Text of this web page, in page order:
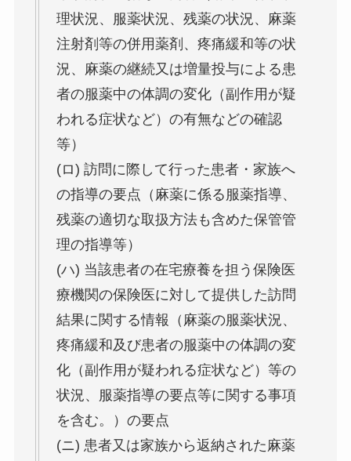
理状況、服薬状況、残薬の状況、麻薬
注射剤等の併用薬剤、疼痛緩和等の状
況、麻薬の継続又は増量投与による患
者の服薬中の体調の変化（副作用が疑
われる症状など）の有無などの確認
等）
(ロ) 訪問に際して行った患者・家族へ
の指導の要点（麻薬に係る服薬指導、
残薬の適切な取扱方法も含めた保管管
理の指導等）
(ハ) 当該患者の在宅療養を担う保険医
療機関の保険医に対して提供した訪問
結果に関する情報（麻薬の服薬状況、
疼痛緩和及び患者の服薬中の体調の変
化（副作用が疑われる症状など）等の
状況、服薬指導の要点等に関する事項
を含む。）の要点
(ニ) 患者又は家族から返納された麻薬